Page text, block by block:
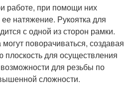
работе, при помощи них
ее натяжение. Рукоятка для
с одной из сторон рамки.
поворачиваться, создавая
для осуществления
для резьбы по
сложности.